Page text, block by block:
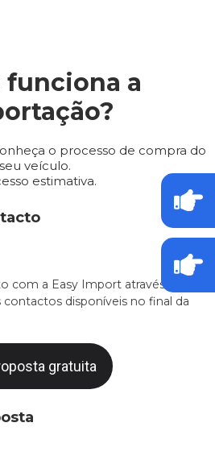
funciona a
o processo de compra do
seu veículo.
estimativa.
com a Easy Import através do
disponíveis no final da
gratuita